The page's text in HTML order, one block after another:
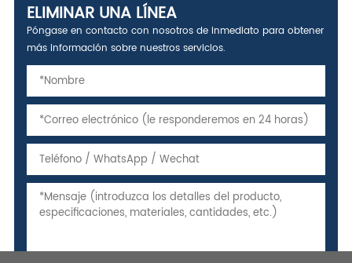
ELIMINAR UNA LÍNEA
Póngase en contacto con nosotros de inmediato para obtener
más información sobre nuestros servicios.